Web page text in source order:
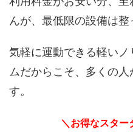
んが、最低限の設備は整
気軽に運動できる軽い
ムだからこそ、多くの
す。
＼お得なスター